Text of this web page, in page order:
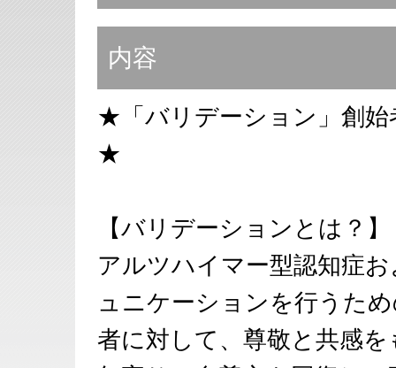
内容
★「バリデーション」創始
★
【バリデーションとは？】
アルツハイマー型認知症
ュニケーションを行うた
者に対して、尊敬と共感